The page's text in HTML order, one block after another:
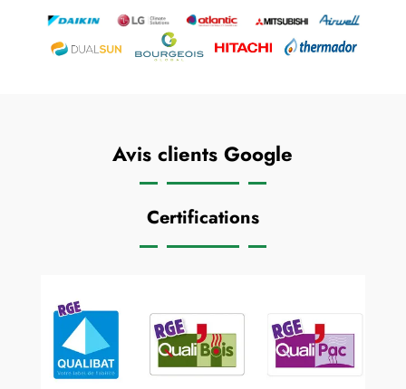
Avis clients Google
Certifications